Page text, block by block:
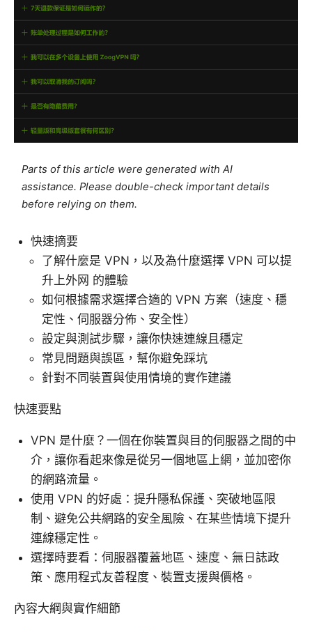
Parts of this article were generated with AI
assistance. Please double-check important details
before relying on them.
快速摘要
了解什麼是 VPN，以及為什麼選擇 VPN 可以提
升上外网 的體驗
如何根據需求選擇合適的 VPN 方案（速度、穩
定性、伺服器分佈、安全性）
設定與測試步驟，讓你快速連線且穩定
常見問題與誤區，幫你避免踩坑
針對不同裝置與使用情境的實作建議
快速要點
VPN 是什麼？一個在你裝置與目的伺服器之間的中
介，讓你看起來像是從另一個地區上網，並加密你
的網路流量。
使用 VPN 的好處：提升隱私保護、突破地區限
制、避免公共網路的安全風險、在某些情境下提升
連線穩定性。
選擇時要看：伺服器覆蓋地區、速度、無日誌政
策、應用程式友善程度、裝置支援與價格。
內容大綱與實作細節